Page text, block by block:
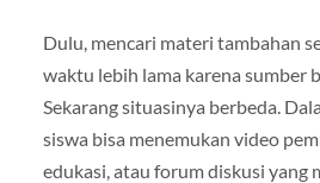
Dulu, mencari materi tambahan
waktu lebih lama karena sumber
Sekarang situasinya berbeda.
siswa bisa menemukan video
edukasi, atau forum diskusi yang